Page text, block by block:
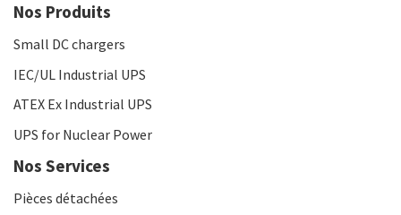
Nos Produits
Small DC chargers
IEC/UL Industrial UPS
ATEX Ex Industrial UPS
UPS for Nuclear Power
Nos Services
Pièces détachées